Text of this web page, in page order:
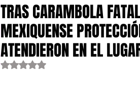
TRAS CARAMBOLA
MEXIQUENSE
ATENDIERON EN EL
Obtuvo NaN de 5 estrellas.